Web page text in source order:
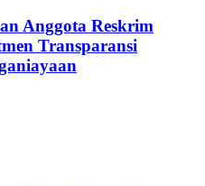
Anggota Reskrim
Transparansi